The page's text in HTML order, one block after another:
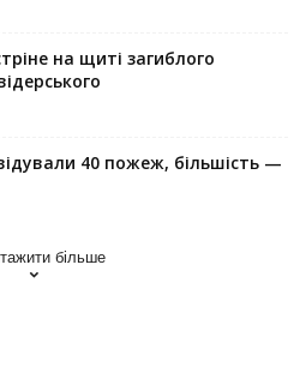
на щиті загиблого
40 пожеж, більшість —
більше